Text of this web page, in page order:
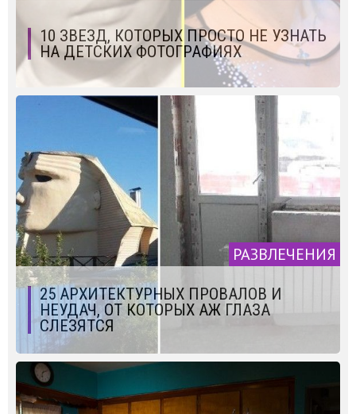
10 ЗВЕЗД, КОТОРЫХ ПРОСТО НЕ УЗНАТЬ
НА ДЕТСКИХ ФОТОГРАФИЯХ
РАЗВЛЕЧЕНИЯ
25 АРХИТЕКТУРНЫХ ПРОВАЛОВ И
НЕУДАЧ, ОТ КОТОРЫХ АЖ ГЛАЗА
СЛЕЗЯТСЯ